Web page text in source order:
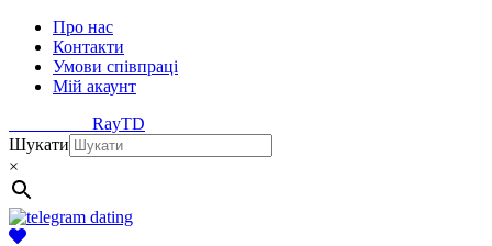
Про нас
Контакти
Умови співпраці
Мій акаунт
RayTD
Шукати
×